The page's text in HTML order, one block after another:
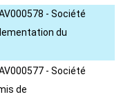
- Société
du
- Société
de